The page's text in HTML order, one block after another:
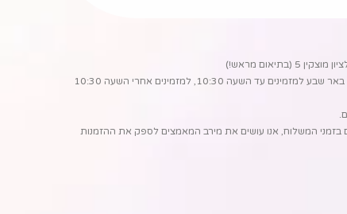
מנהריה עד באר שבע למזמינים עד השעה 10:30, למזמינים אחרי השעה 10:30
בזמני המשלוח, אנו עושים את מירב המאמצים לספק את ההזמנות